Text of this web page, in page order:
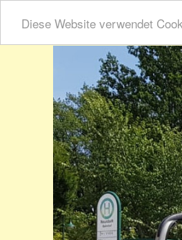
Diese Website verwendet